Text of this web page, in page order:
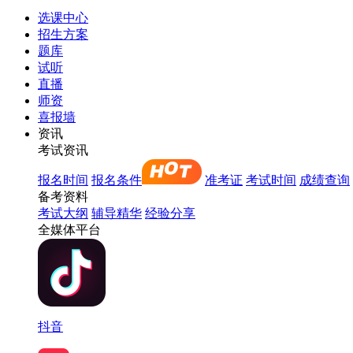
选课中心
招生方案
题库
试听
直播
师资
喜报墙
资讯
考试资讯
报名时间 报名条件 准考证 考试时间 成绩查询
备考资料
考试大纲 辅导精华 经验分享
全媒体平台
抖音